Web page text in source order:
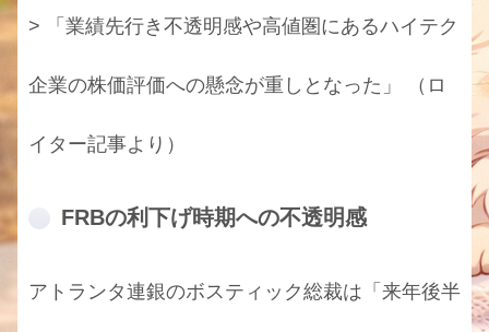
> 「業績先行き不透明感や高値圏にあるハイテク
企業の株価評価への懸念が重しとなった」 （ロ
イター記事より）
FRBの利下げ時期への不透明感
アトランタ連銀のボスティック総裁は「来年後半